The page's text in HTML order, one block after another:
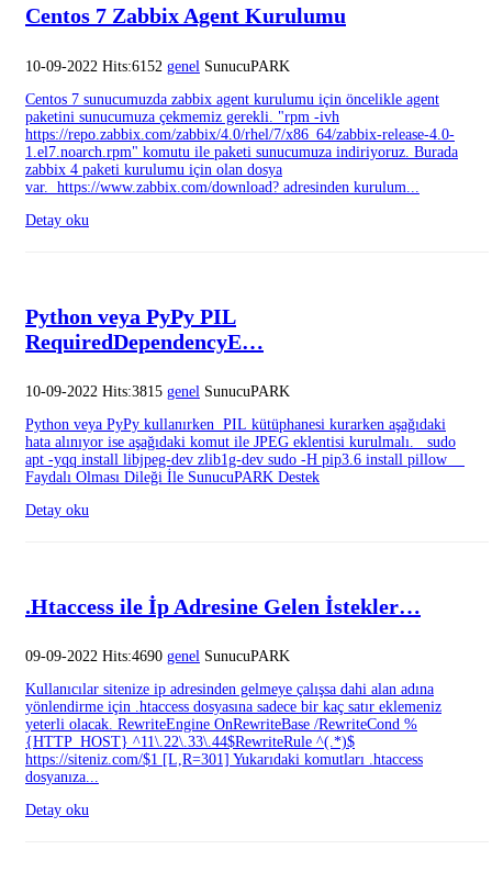
Centos 7 Zabbix Agent Kurulumu
10-09-2022 Hits:6152 genel SunucuPARK
Centos 7 sunucumuzda zabbix agent kurulumu için öncelikle agent
paketini sunucumuza çekmemiz gerekli. "rpm -ivh
https://repo.zabbix.com/zabbix/4.0/rhel/7/x86_64/zabbix-release-4.0-
1.el7.noarch.rpm" komutu ile paketi sunucumuza indiriyoruz. Burada
zabbix 4 paketi kurulumu için olan dosya
var. https://www.zabbix.com/download? adresinden kurulum...
Detay oku
Python veya PyPy PIL
RequiredDependencyE…
10-09-2022 Hits:3815 genel SunucuPARK
Python veya PyPy kullanırken PIL kütüphanesi kurarken aşağıdaki
hata alınıyor ise aşağıdaki komut ile JPEG eklentisi kurulmalı. sudo
apt -yqq install libjpeg-dev zlib1g-dev sudo -H pip3.6 install pillow
Faydalı Olması Dileği İle SunucuPARK Destek
Detay oku
.Htaccess ile İp Adresine Gelen İstekler…
09-09-2022 Hits:4690 genel SunucuPARK
Kullanıcılar sitenize ip adresinden gelmeye çalışsa dahi alan adına
yönlendirme için .htaccess dosyasına sadece bir kaç satır eklemeniz
yeterli olacak. RewriteEngine OnRewriteBase /RewriteCond %
{HTTP_HOST} ^11\.22\.33\.44$RewriteRule ^(.*)$
https://siteniz.com/$1 [L,R=301] Yukarıdaki komutları .htaccess
dosyanıza...
Detay oku